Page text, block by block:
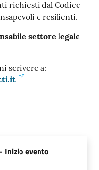
richiesti dal Codice
e resilienti.
settore legale
scrivere a:
Inizio evento